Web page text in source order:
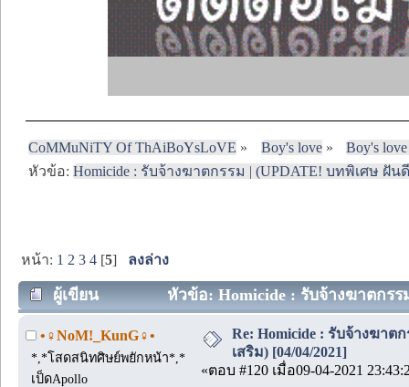
CoMMuNiTY Of ThAiBoYsLoVE » Boy's love»
Boy's
หัวข้อ:Homicide : รับจ้างฆาตกรรม | (UPDATE! บทพิเศษ ฝัน
หน้า: 1 2 3 4 [5] ลงล่าง
ผู้เขียน หัวข้อ: Homicide : รับจ้างฆาตกรร
•♀NoM!_KunG♀•
*,*โสดสนิทศิษย์พยักหน้า*,*
เป็ดApollo
Re: Homicide : รับจ้างฆา
เสริม) [04/04/2021]
«ตอบ #120 เมื่อ09-04-2021